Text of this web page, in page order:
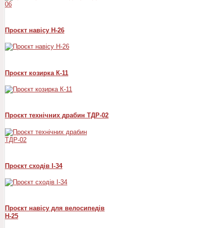
Проєкт навісу Н-26
Проєкт козирка К-11
Проєкт технічних драбин ТДР-02
Проєкт сходів I-34
Проєкт навісу для велосипедів
Н-25